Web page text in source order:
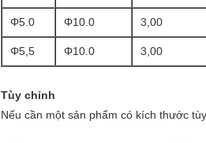
Φ5.0 Φ10.0 3,00
Φ5,5 Φ10.0 3,00
Tùy chỉnh
Nếu cần một sản phẩm có kích thước